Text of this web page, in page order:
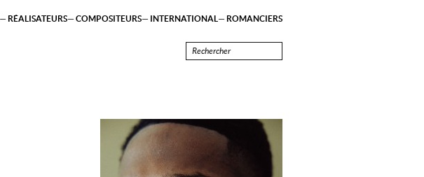
RÉALISATEURS COMPOSITEURS INTERNATIONAL ROMANCIERS